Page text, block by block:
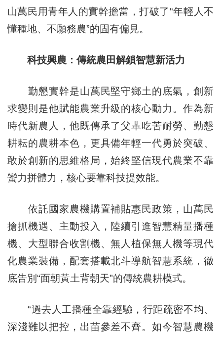
山萬民用青年人的實幹擔當，打破了“年輕人不
懂種地、不願務農”的固有偏見。
科技興農：傳統農田解鎖智慧新活力
勤懇實幹是山萬民堅守鄉土的底氣，創新
求變則是他賦能農業升級的核心動力。作為新
時代新農人，他既傳承了父輩吃苦耐勞、勤懇
耕耘的農耕本色，更具備年輕一代勇於突破、
敢於創新的思維格局，始終堅信現代農業不靠
蠻力拼體力，核心要靠科技提效能。
依託國家農機購置補貼惠民政策，山萬民
搶抓機遇、主動投入，陸續引進智慧精量播種
機、大型聯合收割機、無人植保無人機等現代
化農業裝備，配套搭載北斗導航智慧系統，徹
底告別“面朝黃土背朝天”的傳統農耕模式。
“過去人工播種全靠經驗，行距疏密不均、
深淺難以把控，出苗參差不齊。如今智慧農機